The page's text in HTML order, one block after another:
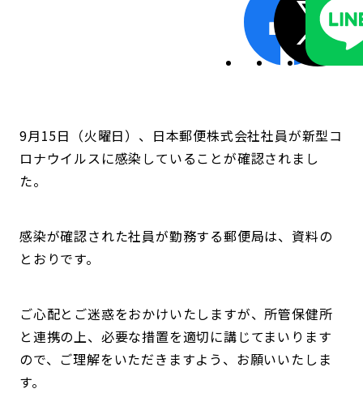
9月15日（火曜日）、日本郵便株式会社社員が新型コ
ロナウイルスに感染していることが確認されまし
た。
感染が確認された社員が勤務する郵便局は、資料の
とおりです。
ご心配とご迷惑をおかけいたしますが、所管保健所
と連携の上、必要な措置を適切に講じてまいります
ので、ご理解をいただきますよう、お願いいたしま
す。